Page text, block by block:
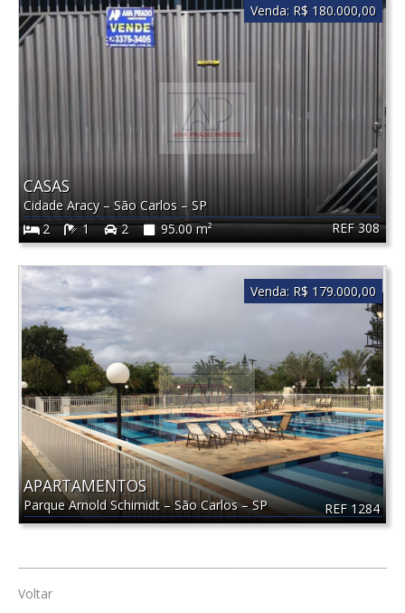
REF 308
CASAS
Cidade Aracy – São Carlos – SP
2
1 2 95.00 m²
Venda: R$ 180.000,00
REF 1284
APARTAMENTOS
Parque Arnold Schimidt–São Carlos–SP
Venda: R$ 179.000,00
Voltar